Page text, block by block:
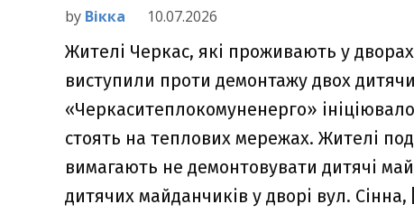
by Вікка 10.07.2026
Жителі Черкас, які проживають у
виступили проти демонтажу двох
«Черкаситеплокомуненерго»
стоять на теплових мережах. Жителі
вимагають не демонтовувати дитячі
дитячих майданчиків у дворі вул. Сінна,